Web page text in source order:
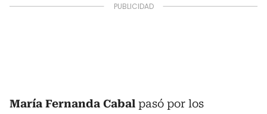
María Fernanda Cabal pasó por los